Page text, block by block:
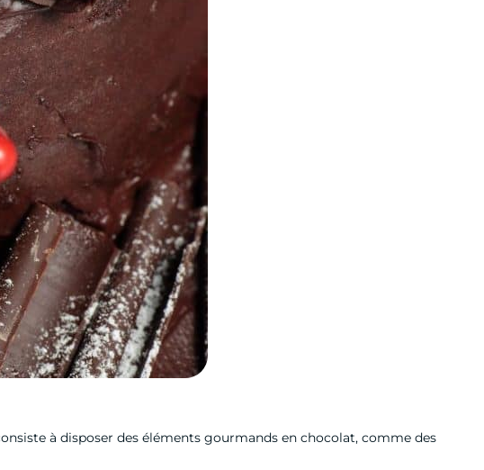
à disposer des éléments gourmands en chocolat, comme des